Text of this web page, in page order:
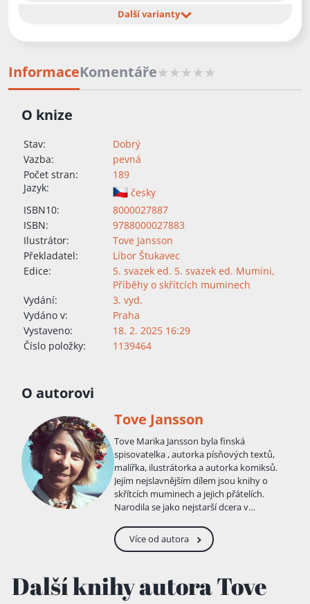
Další varianty
InformaceKomentáře
O knize
Stav:
Dobrý
Vazba:
pevná
Počet stran:
189
Jazyk:
česky
ISBN10:
8000027887
ISBN:
9788000027883
Ilustrátor:
Tove Jansson
Překladatel:
Libor Štukavec
Edice:
5. svazek ed. 5. svazek ed. Mumini,
Příběhy o skřítcích muminech
Vydání:
3. vyd.
Vydáno v:
Praha
Vystaveno:
18. 2. 2025 16:29
Číslo položky:
1139464
O autorovi
Tove Jansson
Tove Marika Jansson byla finská
spisovatelka , autorka písňových textů,
malířka, ilustrátorka a autorka komiksů.
Jejím nejslavnějším dílem jsou knihy o
skřítcích muminech a jejich přátelích.
Narodila se jako nejstarší dcera v
a grafičky a ilustrátorky Signe
Hammeearstenové-Janssonové. Její mladší
výrazně podílel na rozvoji „muminího
odkazu“ a převzal po své sestře například
Více od autora
Další knihy autora Tove